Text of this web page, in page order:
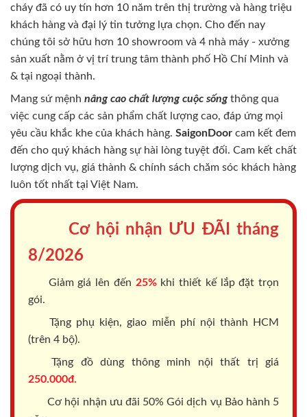
cháy đã có uy tín hơn 10 năm trên thị trường và hàng triệu
khách hàng và đại lý tin tưởng lựa chọn. Cho đến nay
chúng tôi sở hữu hơn 10 showroom và 4 nhà máy - xưởng
sản xuất nằm ở vị trí trung tâm thành phố Hồ Chí Minh và
& tại ngoại thành.
Mang sứ mệnh nâng cao chất lượng cuộc sốngthông qua
việc cung cấp các sản phẩm chất lượng cao, đáp ứng mọi
yêu cầu khắc khe của khách hàng. SaigonDoor cam kết đem
đến cho quý khách hàng sự hài lòng tuyệt đối. Cam kết chất
lượng dịch vụ, giá thành & chính sách chăm sóc khách hàng
luôn tốt nhất tại Việt Nam.
Cơ hội nhận ƯU ĐÃI tháng
8/2026
Giảm giá lên đến 25%khi thiết kế lắp đặt trọn
gói.
Tặng phụ kiện, giao miễn phí nội thành HCM
(trên 4 bộ).
Tặng đồ dùng thông minh nội thất trị giá
250.000đ.
Cơ hội nhận ưu đãi 50% Gói dịch vụ Bảo hành 5